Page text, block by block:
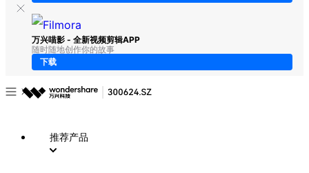
万兴喵影 - 全新视频剪辑APP
随时随地创作你的故事
下载
推荐产品